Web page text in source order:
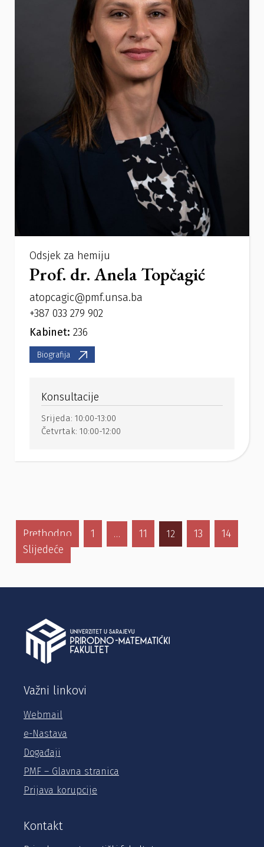
Odsjek za hemiju
Prof. dr. Anela Topčagić
atopcagic@pmf.unsa.ba
+387 033 279 902
Kabinet: 236
Biografija
Konsultacije
Srijeda: 10:00-13:00
Četvrtak: 10:00-12:00
Prethodno 1 … 11 12 13
14
Slijedeće
Važni linkovi
Webmail
e-Nastava
Događaji
PMF – Glavna stranica
Prijava korupcije
Kontakt